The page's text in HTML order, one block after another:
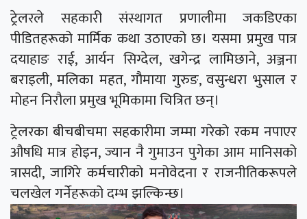
ट्रेलरले सहकारी संस्थागत प्रणालीमा जकडिएका
पीडितहरूको मार्मिक कथा उठाएको छ। यसमा प्रमुख पात्र
दयाहाङ राई, आर्यन सिग्देल, खगेन्द्र लामिछाने, अञ्जना
बराइली, मलिका महत, गौमाया गुरुङ, वसुन्धरा भुसाल र
मोहन निरौला प्रमुख भूमिकामा चित्रित छन्।
ट्रेलरका बीचबीचमा सहकारीमा जम्मा गरेको रकम नपाएर
औषधि मात्र होइन, ज्यान नै गुमाउन पुगेका आम मानिसको
त्रासदी, जागिरे कर्मचारीको मनोवेदना र राजनीतिकरूपले
चलखेल गर्नेहरूको दम्भ झल्किन्छ।